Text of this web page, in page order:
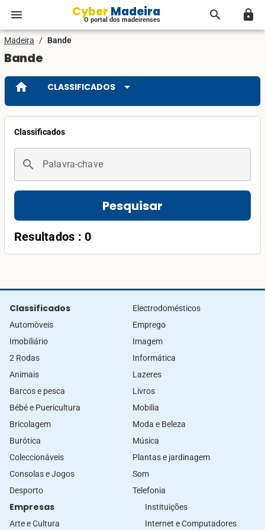
menu Cyber Madeira
O portal dos madeirenses search lock
Madeira / Bande
Bande
home CLASSIFICADOS arrow_drop_down
Classificados
search Palavra-chave
Pesquisar
Resultados : 0
Classificados
Automòveis
Imobiliário
2 Rodas
Animais
Barcos e pesca
Bébé e Puericultura
Bricolagem
Burótica
Coleccionáveis
Consolas e Jogos
Desporto
Electrodomésticos
Emprego
Imagem
Informática
Lazeres
Livros
Mobilia
Moda e Beleza
Música
Plantas e jardinagem
Som
Telefonia
Empresas
Arte e Cultura
Instituições
Internet e Computadores